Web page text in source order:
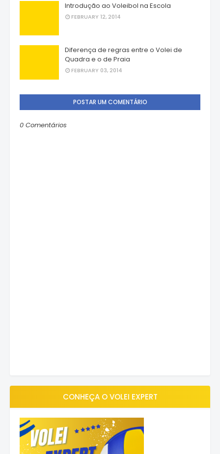
Introdução ao Voleibol na Escola
FEBRUARY 12, 2014
Diferença de regras entre o Volei de
Quadra e o de Praia
FEBRUARY 03, 2014
POSTAR UM COMENTÁRIO
0 Comentários
CONHEÇA O VOLEI EXPERT